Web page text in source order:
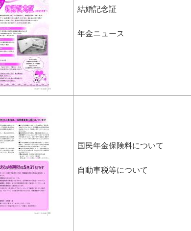
結婚記念証
年金ニュース
国民年金保険料について
自動車税等について